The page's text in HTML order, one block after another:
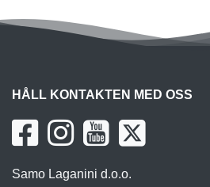
HÅLL KONTAKTEN MED OSS
Samo Laganini d.o.o.